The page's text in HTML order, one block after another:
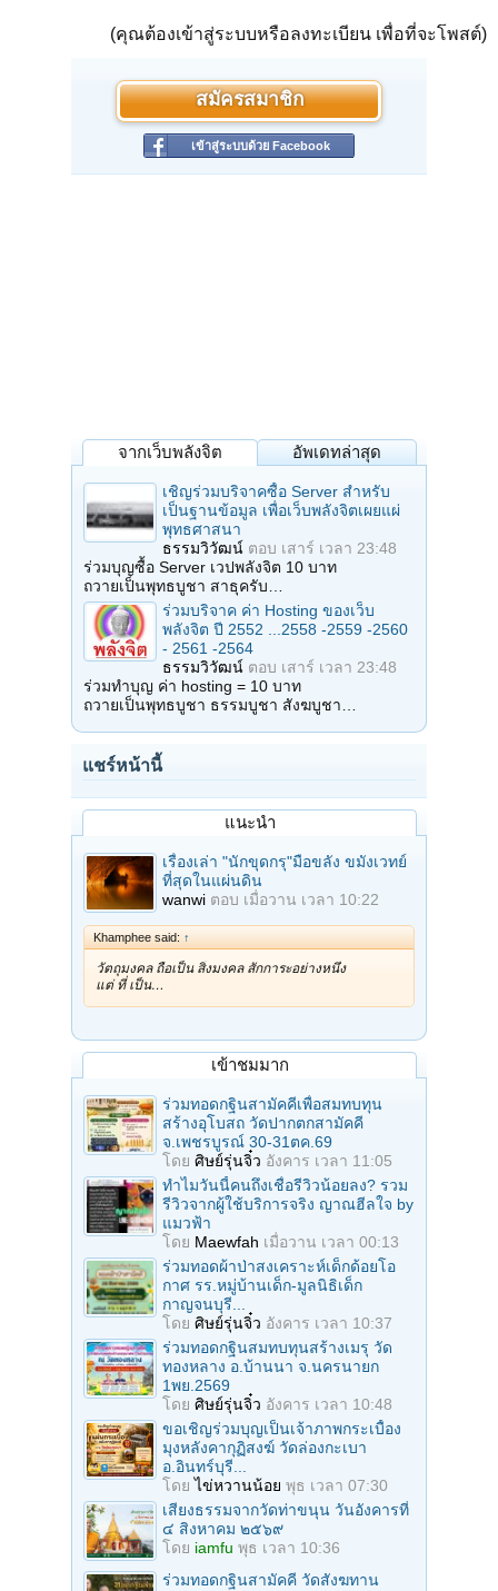
(คุณต้องเข้าสู่ระบบหรือลงทะเบียน เพื่อที่จะโพสต์)
สมัครสมาชิก
เข้าสู่ระบบด้วย Facebook
จากเว็บพลังจิต อัพเดทล่าสุด
เชิญร่วมบริจาคซื้อ Server สำหรับ
เป็นฐานข้อมูล เพื่อเว็บพลังจิตเผยแผ่
พุทธศาสนา
ธรรมวิวัฒน์ ตอบ เสาร์ เวลา 23:48
ร่วมบุญซื้อ Server เวปพลังจิต 10 บาท
ถวายเป็นพุทธบูชา สาธุครับ…
ร่วมบริจาค ค่า Hosting ของเว็บ
พลังจิต ปี 2552 ...2558 -2559 -2560
- 2561 -2564
ธรรมวิวัฒน์ ตอบ เสาร์ เวลา 23:48
ร่วมทำบุญ ค่า hosting = 10 บาท
ถวายเป็นพุทธบูชา ธรรมบูชา สังฆบูชา…
แชร์หน้านี้
แนะนำ
เรื่องเล่า "นักขุดกรุ"มือขลัง ขมังเวทย์
ที่สุดในแผ่นดิน
wanwi ตอบ เมื่อวาน เวลา 10:22
Khamphee said: ↑
วัตถุมงคล ถือเป็น สิ่งมงคล สักการะอย่างหนึ่ง
แต่ ที่ เป็น…
เข้าชมมาก
ร่วมทอดกฐินสามัคคีเพื่อสมทบทุน
สร้างอุโบสถ วัดปากตกสามัคคี
จ.เพชรบูรณ์ 30-31ตค.69
โดย ศิษย์รุ่นจิ๋ว อังคาร เวลา 11:05
ทำไมวันนี้คนถึงเชื่อรีวิวน้อยลง? รวม
รีวิวจากผู้ใช้บริการจริง ญาณฮีลใจ by
แมวฟ้า
โดย Maewfah เมื่อวาน เวลา 00:13
ร่วมทอดผ้าป่าสงเคราะห์เด็กด้อยโอ
กาศ รร.หมู่บ้านเด็ก-มูลนิธิเด็ก
กาญจนบุรี...
โดย ศิษย์รุ่นจิ๋ว อังคาร เวลา 10:37
ร่วมทอดกฐินสมทบทุนสร้างเมรุ วัด
ทองหลาง อ.บ้านนา จ.นครนายก
1พย.2569
โดย ศิษย์รุ่นจิ๋ว อังคาร เวลา 10:48
ขอเชิญร่วมบุญเป็นเจ้าภาพกระเบื้อง
มุงหลังคากุฏิสงฆ์ วัดล่องกะเบา
อ.อินทร์บุรี...
โดยไข่หวานน้อย พุธ เวลา 07:30
เสียงธรรมจากวัดท่าขนุน วันอังคารที่
๔ สิงหาคม ๒๕๖๙
โดย iamfu พุธ เวลา 10:36
ร่วมทอดกฐินสามัคคี วัดสังฆทาน